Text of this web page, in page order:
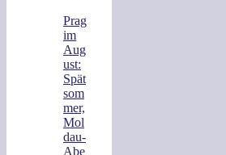
Prag
im
Aug
ust:
Spät
som
mer,
Mol
dau-
Abe